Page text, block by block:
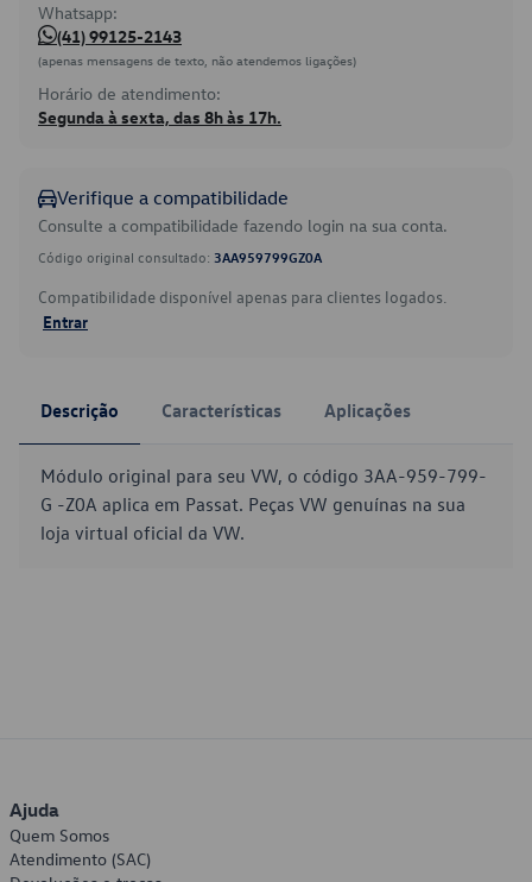
Whatsapp:
(41) 99125-2143
(apenas mensagens de texto, não atendemos ligações)
Horário de atendimento:
Segunda à sexta, das 8h às 17h.
Verifique a compatibilidade
Consulte a compatibilidade fazendo login na sua conta.
Código original consultado: 3AA959799GZ0A
Compatibilidade disponível apenas para clientes logados.
Entrar
Descrição Características Aplicações
Módulo original para seu VW, o código 3AA-959-799-
G -Z0A aplica em Passat. Peças VW genuínas na sua
loja virtual oficial da VW.
Ajuda
Quem Somos
Atendimento (SAC)